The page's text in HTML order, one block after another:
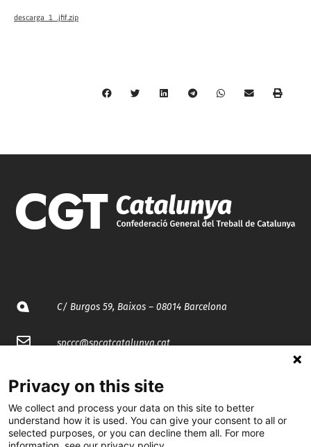
descarga_1_.jfif.zip
C/ Burgos 59, Baixos – 08014 Barcelona
spccc@spcgtcatalunya.cat
@CGTCatalunya
Privacy on this site
We collect and process your data on this site to better
understand how it is used. You can give your consent to all or
selected purposes, or you can decline them all. For more